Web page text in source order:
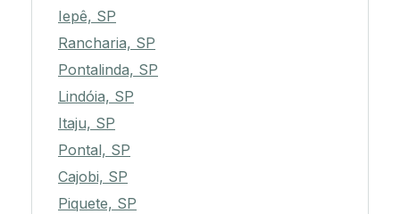
Iepê, SP
Rancharia, SP
Pontalinda, SP
Lindóia, SP
Itaju, SP
Pontal, SP
Cajobi, SP
Piquete, SP